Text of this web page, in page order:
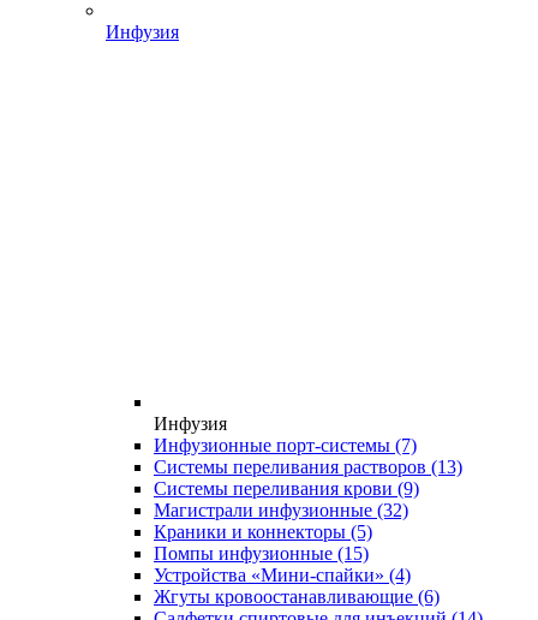
Инфузия
Инфузия
Инфузионные порт-системы (7)
Системы переливания растворов (13)
Системы переливания крови (9)
Магистрали инфузионные (32)
Краники и коннекторы (5)
Помпы инфузионные (15)
Устройства «Мини-спайки» (4)
Жгуты кровоостанавливающие (6)